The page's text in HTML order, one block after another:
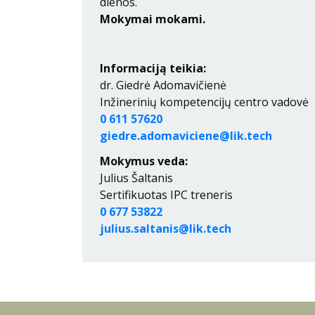
Mokymai mokami.
Informaciją teikia:
dr. Giedrė Adomavičienė
Inžinerinių kompetencijų centro vadovė
0 611 57620
giedre.adomaviciene@lik.tech
Mokymus veda:
Julius Šaltanis
Sertifikuotas IPC treneris
0 677 53822
julius.saltanis@lik.tech